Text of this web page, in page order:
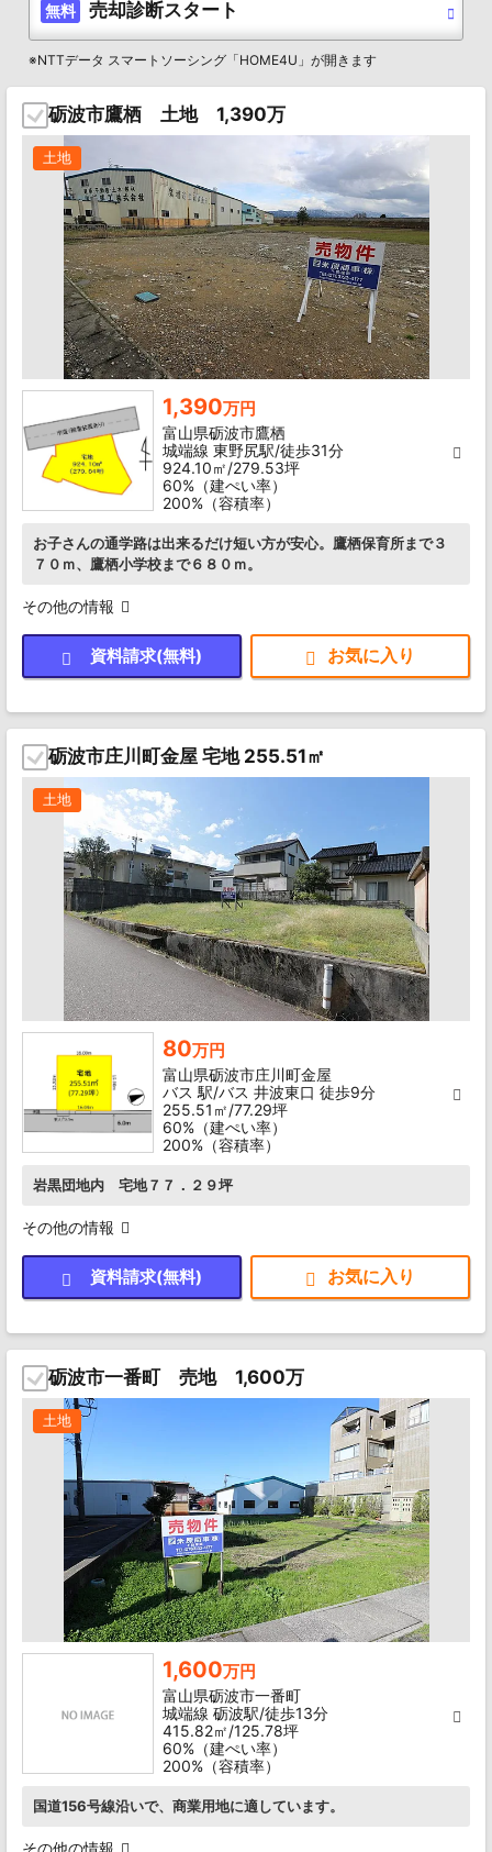
無料 売却診断スタート
※NTTデータ スマートソーシング「HOME4U」が開きます
砺波市鷹栖 土地 1,390万
土地
1,390万円
富山県砺波市鷹栖
城端線 東野尻駅/徒歩31分
924.10㎡/279.53坪
60%（建ぺい率）
200%（容積率）
お子さんの通学路は出来るだけ短い方が安心。鷹栖保育所まで３
７０ｍ、鷹栖小学校まで６８０ｍ。
その他の情報
資料請求(無料)
砺波市庄川町金屋 宅地 255.51㎡
土地
80万円
富山県砺波市庄川町金屋
バス 駅/バス 井波東口 徒歩9分
255.51㎡/77.29坪
60%（建ぺい率）
200%（容積率）
岩黒団地内 宅地７７．２９坪
その他の情報
資料請求(無料)
砺波市一番町 売地 1,600万
土地
1,600万円
富山県砺波市一番町
城端線 砺波駅/徒歩13分
415.82㎡/125.78坪
60%（建ぺい率）
200%（容積率）
国道156号線沿いで、商業用地に適しています。
その他の情報